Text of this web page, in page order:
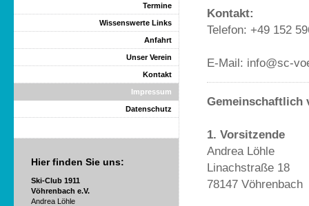
Kontakt:
Telefon: +49 152
E-Mail: info@sc-
Gemeinschaftlich
1. Vorsitzende
Andrea Löhle
Linachstraße 18
78147 Vöhrenbach
Termine
Wissenswerte Links
Anfahrt
Unser Verein
Kontakt
Impressum
Datenschutz
Hier finden Sie uns:
Ski-Club 1911
Vöhrenbach e.V.
Andrea Löhle